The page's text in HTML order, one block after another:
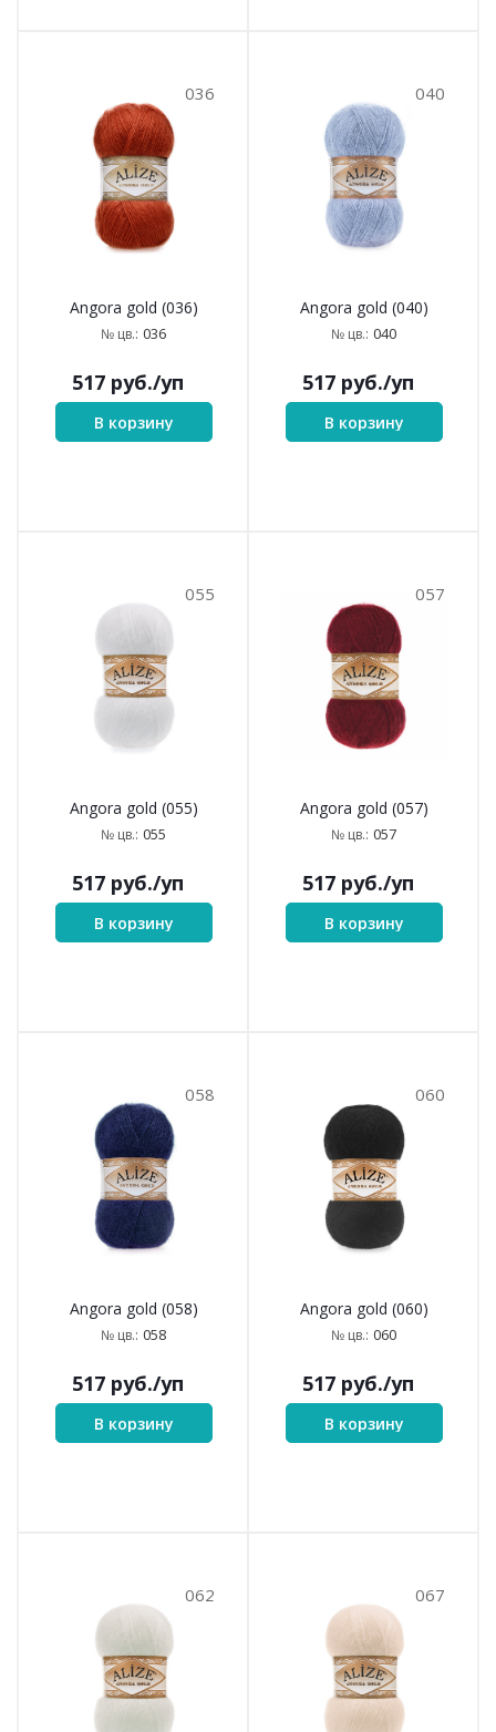
036
Angora gold (036)
№ цв.: 036
517 руб./уп
В корзину
040
Angora gold (040)
№ цв.: 040
517 руб./уп
В корзину
055
Angora gold (055)
№ цв.: 055
517 руб./уп
В корзину
057
Angora gold (057)
№ цв.: 057
517 руб./уп
В корзину
058
Angora gold (058)
№ цв.: 058
517 руб./уп
В корзину
060
Angora gold (060)
№ цв.: 060
517 руб./уп
В корзину
062 067